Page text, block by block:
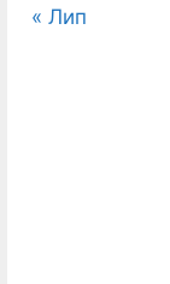
« Лип